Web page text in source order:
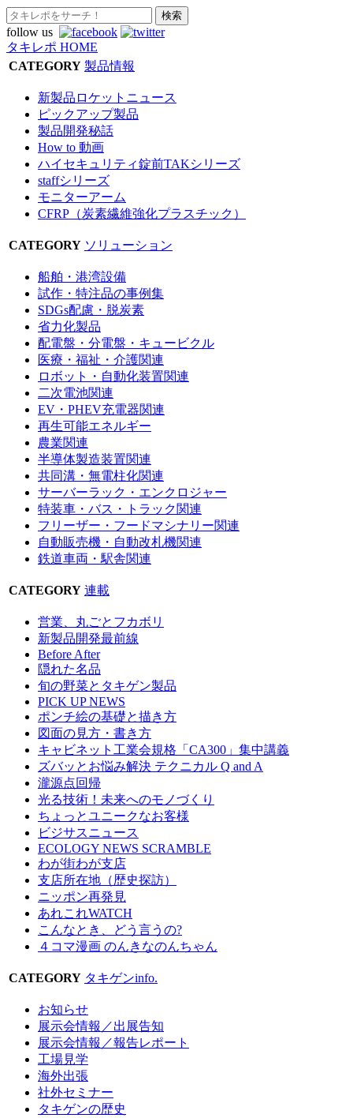
follow us
タキレポ HOME
CATEGORY 製品情報
新製品ロケットニュース
ピックアップ製品
製品開発秘話
How to 動画
ハイセキュリティ錠前TAKシリーズ
staffシリーズ
モニターアーム
CFRP（炭素繊維強化プラスチック）
CATEGORY ソリューション
船舶・港湾設備
試作・特注品の事例集
SDGs配慮・脱炭素
省力化製品
配電盤・分電盤・キュービクル
医療・福祉・介護関連
ロボット・自動化装置関連
二次電池関連
EV・PHEV充電器関連
再生可能エネルギー
農業関連
半導体製造装置関連
共同溝・無電柱化関連
サーバーラック・エンクロジャー
特装車・バス・トラック関連
フリーザー・フードマシナリー関連
自動販売機・自動改札機関連
鉄道車両・駅舎関連
CATEGORY 連載
営業、丸ごとフカボリ
新製品開発最前線
Before After
隠れた名品
旬の野菜とタキゲン製品
PICK UP NEWS
ポンチ絵の基礎と描き方
図面の見方・書き方
キャビネット工業会規格「CA300」集中講義
ズバッとお悩み解決 テクニカル Q and A
瀧源点回帰
光る技術！未来へのモノづくり
ちょっとユニークなお客様
ビジサスニュース
ECOLOGY NEWS SCRAMBLE
わが街わが支店
支店所在地（歴史探訪）
ニッポン再発見
あれこれWATCH
こんなとき、どう言うの?
４コマ漫画 のんきなのんちゃん
CATEGORY タキゲンinfo.
お知らせ
展示会情報／出展告知
展示会情報／報告レポート
工場見学
海外出張
社外セミナー
タキゲンの歴史